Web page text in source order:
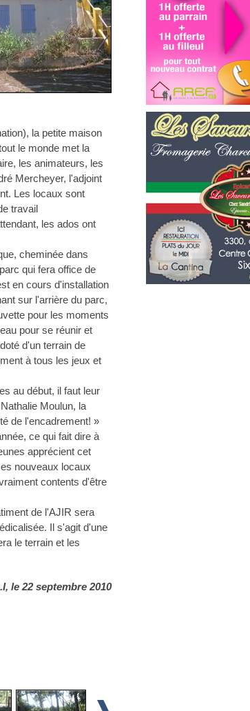
la petite maison
le monde met la
les animateurs, les
Mercheyer, l'adjoint
Les locaux sont
travail
les ados ont
cheminée dans
qui fera office de
en cours d'installation
sur l'arrière du parc,
pour les moments
pour se réunir et
d'un terrain de
à tous les jeux et
au début, il faut leur
Moulun, la
de l'encadrement! »
ce qui fait dire à
apprécient cet
nouveaux locaux
contents d'être
de l'AJIR sera
Il s'agit d'une
le terrain et les
le 22 septembre 2010